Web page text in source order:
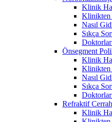
Klinik
Klinikten
Nasıl
Sıkça
Önsegment
Klinik
Klinikten
Nasıl
Sıkça
Refraktif
Klinik